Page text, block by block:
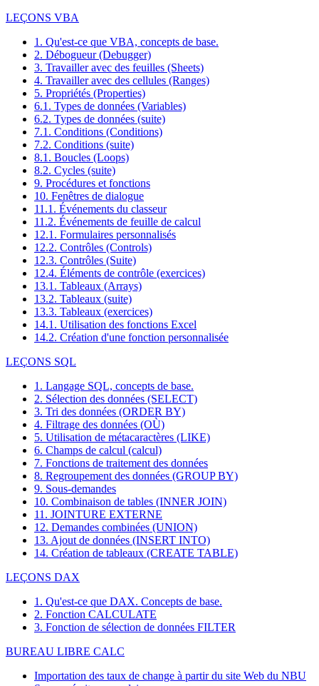
LEÇONS VBA
1. Qu'est-ce que VBA, concepts de base.
2. Débogueur (Debugger)
3. Travailler avec des feuilles (Sheets)
4. Travailler avec des cellules (Ranges)
5. Propriétés (Properties)
6.1. Types de données (Variables)
6.2. Types de données (suite)
7.1. Conditions (Conditions)
7.2. Conditions (suite)
8.1. Boucles (Loops)
8.2. Cycles (suite)
9. Procédures et fonctions
10. Fenêtres de dialogue
11.1. Événements du classeur
11.2. Événements de feuille de calcul
12.1. Formulaires personnalisés
12.2. Contrôles (Controls)
12.3. Contrôles (Suite)
12.4. Éléments de contrôle (exercices)
13.1. Tableaux (Arrays)
13.2. Tableaux (suite)
13.3. Tableaux (exercices)
14.1. Utilisation des fonctions Excel
14.2. Création d'une fonction personnalisée
LEÇONS SQL
1. Langage SQL, concepts de base.
2. Sélection des données (SELECT)
3. Tri des données (ORDER BY)
4. Filtrage des données (OÙ)
5. Utilisation de métacaractères (LIKE)
6. Champs de calcul (calcul)
7. Fonctions de traitement des données
8. Regroupement des données (GROUP BY)
9. Sous-demandes
10. Combinaison de tables (INNER JOIN)
11. JOINTURE EXTERNE
12. Demandes combinées (UNION)
13. Ajout de données (INSERT INTO)
14. Création de tableaux (CREATE TABLE)
LEÇONS DAX
1. Qu'est-ce que DAX. Concepts de base.
2. Fonction CALCULATE
3. Fonction de sélection de données FILTER
BUREAU LIBRE CALC
Importation des taux de change à partir du site Web du NBU